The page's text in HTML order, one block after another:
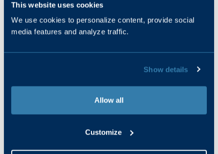
This website uses cookies
We use cookies to personalize content, provide social
media features and analyze traffic.
Show details
Allow all
Customize
de beste Aziatische restaurants en toko’s zijn er ook te vinden.